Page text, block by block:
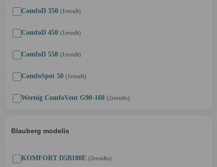
ComfoD 350 (1result)
ComfoD 450 (1result)
ComfoD 550 (1result)
ComfoSpot 50 (1result)
Wernig ComfoVent G90-160 (2results)
Blauberg modelis
KOMFORT D5B180E (2results)